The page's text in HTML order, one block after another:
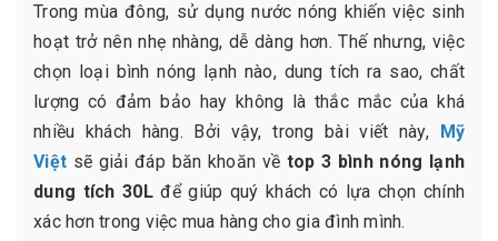
Trong mùa đông, sử dụng nước nóng khiến việc sinh
hoạt trở nên nhẹ nhàng, dễ dàng hơn. Thế nhưng, việc
chọn loại bình nóng lạnh nào, dung tích ra sao, chất
lượng có đảm bảo hay không là thắc mắc của khá
nhiều khách hàng. Bởi vậy, trong bài viết này, Mỹ
Việt sẽ giải đáp băn khoăn về top 3 bình nóng lạnh
dung tích 30Lđể giúp quý khách có lựa chọn chính
xác hơn trong việc mua hàng cho gia đình mình.